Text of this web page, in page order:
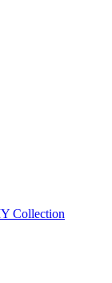
Collection